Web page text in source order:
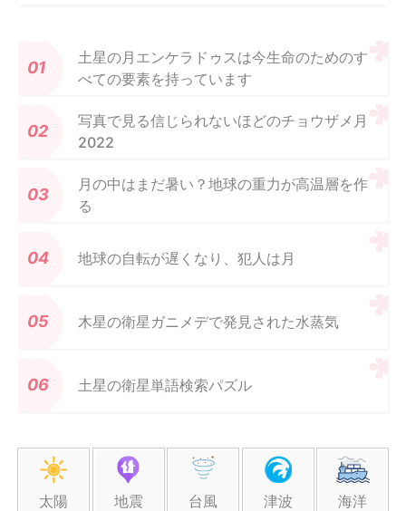
土星の月エンケラドゥスは今生命のためのす
べての要素を持っています
写真で見る信じられないほどのチョウザメ月
2022
月の中はまだ暑い？地球の重力が高温層を作
る
地球の自転が遅くなり、犯人は月
木星の衛星ガニメデで発見された水蒸気
土星の衛星単語検索パズル
太陽 地震 台風 津波 海洋